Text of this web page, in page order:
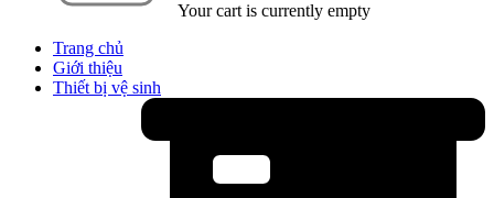
Your cart is currently empty
Trang chủ
Giới thiệu
Thiết bị vệ sinh